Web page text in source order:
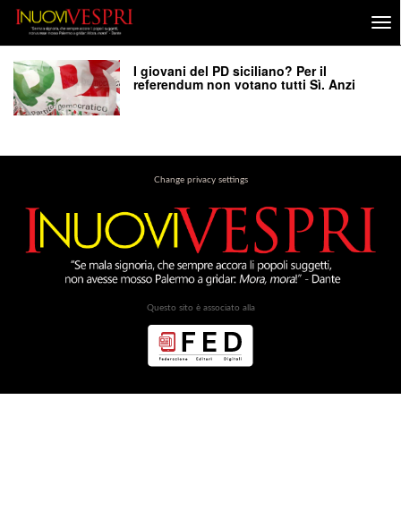
I giovani del PD siciliano? Per il
referendum non votano tutti Sì. Anzi
Change privacy settings
Questo sito è associato alla